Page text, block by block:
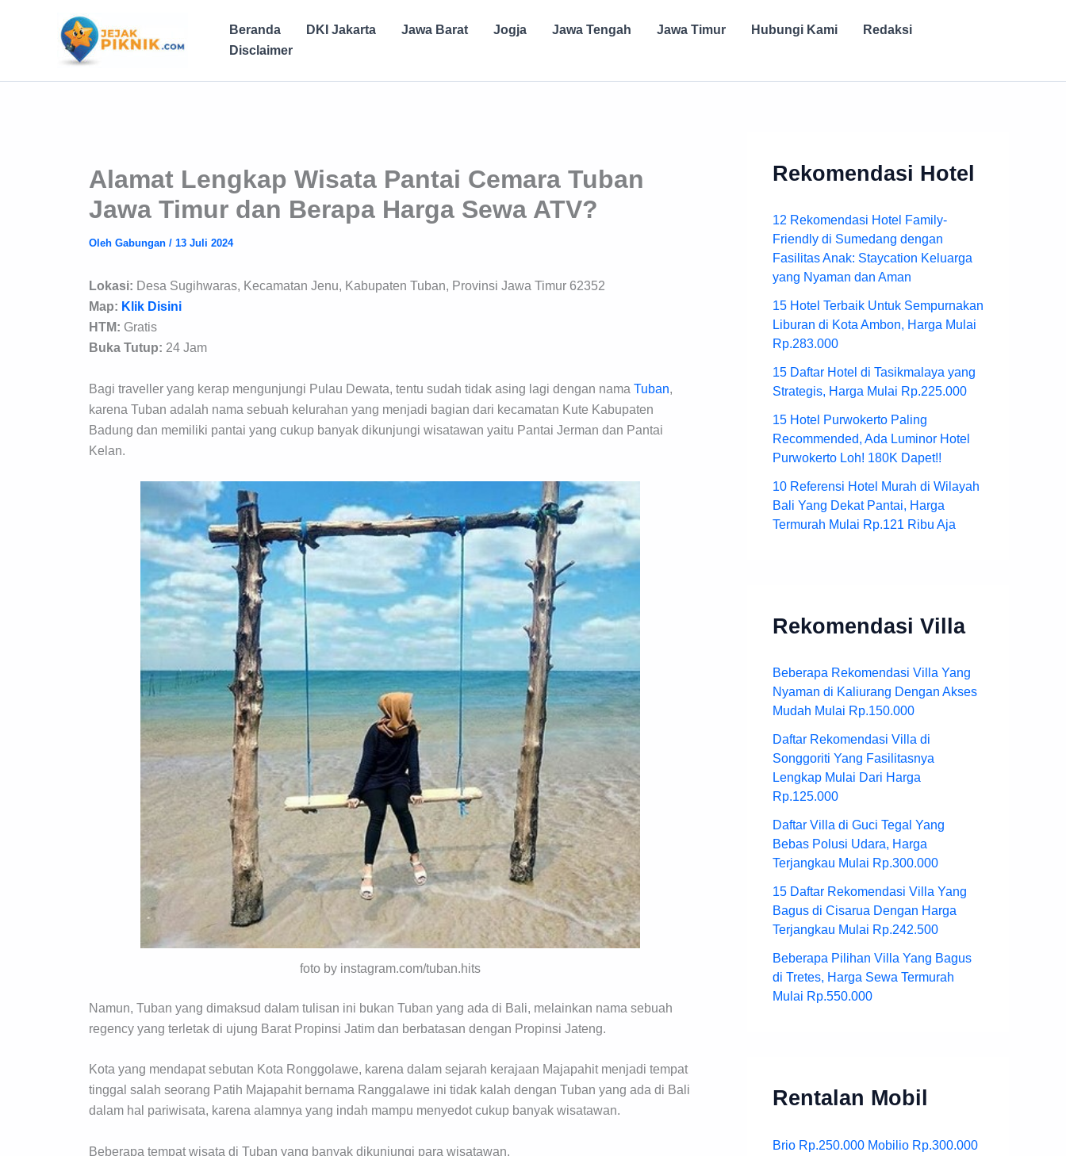
Beranda DKI Jakarta Jawa Barat Jogja Jawa Tengah Jawa Timur Hubungi Kami
Redaksi
Disclaimer
Alamat Lengkap Wisata Pantai Cemara Tuban
Jawa Timur dan Berapa Harga Sewa ATV?
Oleh Gabungan / 13 Juli 2024
Lokasi: Desa Sugihwaras, Kecamatan Jenu, Kabupaten Tuban, Provinsi Jawa Timur 62352
Map: Klik Disini
HTM: Gratis
Buka Tutup: 24 Jam
Bagi traveller yang kerap mengunjungi Pulau Dewata, tentu sudah tidak asing lagi dengan nama Tuban,
karena Tuban adalah nama sebuah kelurahan yang menjadi bagian dari kecamatan Kute Kabupaten
Badung dan memiliki pantai yang cukup banyak dikunjungi wisatawan yaitu Pantai Jerman dan Pantai
Kelan.
foto by instagram.com/tuban.hits
Namun, Tuban yang dimaksud dalam tulisan ini bukan Tuban yang ada di Bali, melainkan nama sebuah
regency yang terletak di ujung Barat Propinsi Jatim dan berbatasan dengan Propinsi Jateng.
Kota yang mendapat sebutan Kota Ronggolawe, karena dalam sejarah kerajaan Majapahit menjadi tempat
tinggal salah seorang Patih Majapahit bernama Ranggalawe ini tidak kalah dengan Tuban yang ada di Bali
dalam hal pariwisata, karena alamnya yang indah mampu menyedot cukup banyak wisatawan.
Beberapa tempat wisata di Tuban yang banyak dikunjungi para wisatawan.
Rekomendasi Hotel
12 Rekomendasi Hotel Family-
Friendly di Sumedang dengan
Fasilitas Anak: Staycation Keluarga
yang Nyaman dan Aman
15 Hotel Terbaik Untuk Sempurnakan
Liburan di Kota Ambon, Harga Mulai
Rp.283.000
15 Daftar Hotel di Tasikmalaya yang
Strategis, Harga Mulai Rp.225.000
15 Hotel Purwokerto Paling
Recommended, Ada Luminor Hotel
Purwokerto Loh! 180K Dapet!!
10 Referensi Hotel Murah di Wilayah
Bali Yang Dekat Pantai, Harga
Termurah Mulai Rp.121 Ribu Aja
Rekomendasi Villa
Beberapa Rekomendasi Villa Yang
Nyaman di Kaliurang Dengan Akses
Mudah Mulai Rp.150.000
Daftar Rekomendasi Villa di
Songgoriti Yang Fasilitasnya
Lengkap Mulai Dari Harga
Rp.125.000
Daftar Villa di Guci Tegal Yang
Bebas Polusi Udara, Harga
Terjangkau Mulai Rp.300.000
15 Daftar Rekomendasi Villa Yang
Bagus di Cisarua Dengan Harga
Terjangkau Mulai Rp.242.500
Beberapa Pilihan Villa Yang Bagus
di Tretes, Harga Sewa Termurah
Mulai Rp.550.000
Rentalan Mobil
Brio Rp.250.000 Mobilio Rp.300.000